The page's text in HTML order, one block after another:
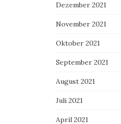
Dezember 2021
November 2021
Oktober 2021
September 2021
August 2021
Juli 2021
April 2021